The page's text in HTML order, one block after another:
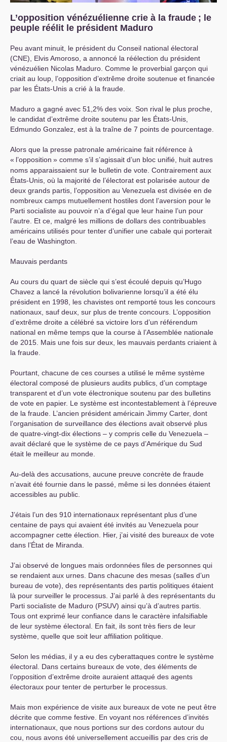
L’opposition vénézuélienne crie à la fraude ; le
peuple réélit le président Maduro
Peu avant minuit, le président du Conseil national électoral
(CNE), Elvis Amoroso, a annoncé la réélection du président
vénézuélien Nicolas Maduro. Comme le proverbial garçon qui
criait au loup, l’opposition d’extrême droite soutenue et financée
par les États-Unis a crié à la fraude.
Maduro a gagné avec 51,2% des voix. Son rival le plus proche,
le candidat d’extrême droite soutenu par les États-Unis,
Edmundo Gonzalez, est à la traîne de 7 points de pourcentage.
Alors que la presse patronale américaine fait référence à
« l’opposition » comme s’il s’agissait d’un bloc unifié, huit autres
noms apparaissaient sur le bulletin de vote. Contrairement aux
États-Unis, où la majorité de l’électorat est polarisée autour de
deux grands partis, l’opposition au Venezuela est divisée en de
nombreux camps mutuellement hostiles dont l’aversion pour le
Parti socialiste au pouvoir n’a d’égal que leur haine l’un pour
l’autre. Et ce, malgré les millions de dollars des contribuables
américains utilisés pour tenter d’unifier une cabale qui porterait
l’eau de Washington.
Mauvais perdants
Au cours du quart de siècle qui s’est écoulé depuis qu’Hugo
Chavez a lancé la révolution bolivarienne lorsqu’il a été élu
président en 1998, les chavistes ont remporté tous les concours
nationaux, sauf deux, sur plus de trente concours. L’opposition
d’extrême droite a célébré sa victoire lors d’un référendum
national en même temps que la course à l’Assemblée nationale
de 2015. Mais une fois sur deux, les mauvais perdants criaient à
la fraude.
Pourtant, chacune de ces courses a utilisé le même système
électoral composé de plusieurs audits publics, d’un comptage
transparent et d’un vote électronique soutenu par des bulletins
de vote en papier. Le système est incontestablement à l’épreuve
de la fraude. L’ancien président américain Jimmy Carter, dont
l’organisation de surveillance des élections avait observé plus
de quatre-vingt-dix élections – y compris celle du Venezuela –
avait déclaré que le système de ce pays d’Amérique du Sud
était le meilleur au monde.
Au-delà des accusations, aucune preuve concrète de fraude
n’avait été fournie dans le passé, même si les données étaient
accessibles au public.
J’étais l’un des 910 internationaux représentant plus d’une
centaine de pays qui avaient été invités au Venezuela pour
accompagner cette élection. Hier, j’ai visité des bureaux de vote
dans l’État de Miranda.
J’ai observé de longues mais ordonnées files de personnes qui
se rendaient aux urnes. Dans chacune des mesas (salles d’un
bureau de vote), des représentants des partis politiques étaient
là pour surveiller le processus. J’ai parlé à des représentants du
Parti socialiste de Maduro (PSUV) ainsi qu’à d’autres partis.
Tous ont exprimé leur confiance dans le caractère infalsifiable
de leur système électoral. En fait, ils sont très fiers de leur
système, quelle que soit leur affiliation politique.
Selon les médias, il y a eu des cyberattaques contre le système
électoral. Dans certains bureaux de vote, des éléments de
l’opposition d’extrême droite auraient attaqué des agents
électoraux pour tenter de perturber le processus.
Mais mon expérience de visite aux bureaux de vote ne peut être
décrite que comme festive. En voyant nos références d’invités
internationaux, que nous portions sur des cordons autour du
cou, nous avons été universellement accueillis par des cris de